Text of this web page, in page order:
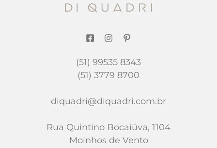
(51) 99535 8343
(51) 3779 8700
diquadri@diquadri.com.br
Rua Quintino Bocaiúva, 1104
Moinhos de Vento